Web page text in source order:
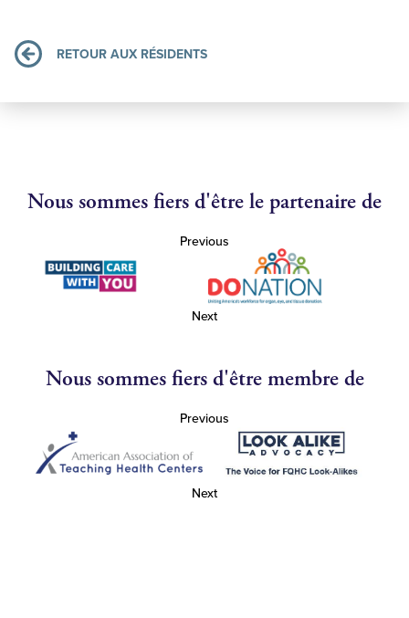
RETOUR AUX RÉSIDENTS
Nous sommes fiers d'être le partenaire de
Previous
Next
Nous sommes fiers d'être membre de
Previous
Next